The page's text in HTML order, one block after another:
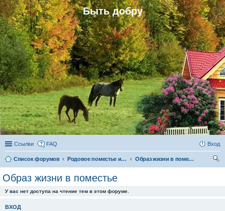
Быть добру
Ссылки FAQ Вход
Список форумов Родовое поместье и родовое поселение
Образ жизни в поместье
Образ жизни в поместье
У вас нет доступа на чтение тем в этом форуме.
ВХОД